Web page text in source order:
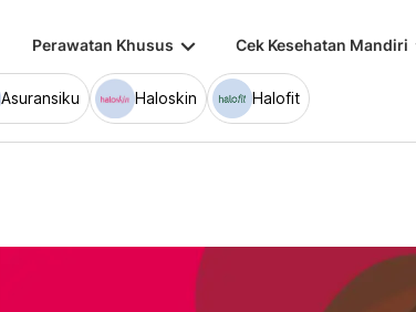
Perawatan Khusus keyboard_arrow_down Cek Kesehatan Mandiri
Asuransiku Haloskin Halofit